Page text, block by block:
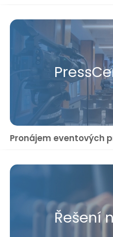
Pronájem eventových
Řešení